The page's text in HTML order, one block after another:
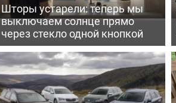
Шторы устарели: теперь мы
выключаем солнце прямо
через стекло одной кнопкой